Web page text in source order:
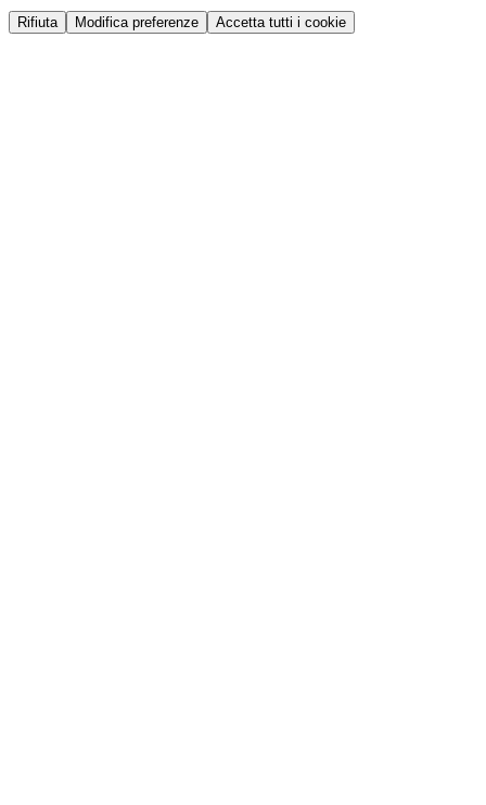
Rifiuta Modifica preferenze Accetta tutti i cookie